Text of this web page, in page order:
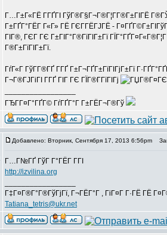
Г…Г±Г«ГЁ Г­ГҐГІ ГўГ®Г§Г¬Г®Г¦Г­Г®Г±ГІГЁ
Г±ГҐГ°ГЁГ Г«Г» ГЁ ГЄГ­ГЁГЈГЁ -
ГІГ®, ГЄГ ГЄ Г±ГІГ°Г®ГїГІГ±Гї
Г®Г±ГїГІГ±Гї.
ГѓГ«Г ГўГ­Г®ГҐ Г­ГҐ Г±Г¬ГҐГ±ГїГІГјГ±Гї
Г¬Г®ГЈГіГІ Г­ГҐ ГІГ ГЄ ГЇГ®Г­ГїГІГј
ГЂГ­Г¤Г°ГҐГ© ГѓГҐГ°Г Г±ГЁГ¬Г®Гў
Добавлено: Вторник, Сентября 17, 2013 6:56pm
Г…Г№ГҐ ГўГ Г°ГЁГ Г­ГІ
http://izvilina.org
Г‡Г¤Г®Г°Г®ГўГјГї, Г¬ГЁГ°Г , ГіГ¤Г Г·ГЁ ГЁ
Tatiana_tetris@ukr.net